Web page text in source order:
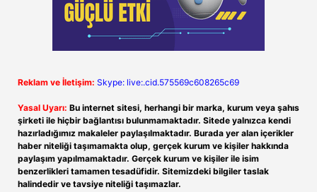
Reklam ve İletişim: Skype: live:.cid.575569c608265c69
Yasal Uyarı: Bu internet sitesi, herhangi bir marka, kurum veya şahıs
şirketi ile hiçbir bağlantısı bulunmamaktadır. Sitede yalnızca kendi
hazırladığımız makaleler paylaşılmaktadır. Burada yer alan içerikler
haber niteliği taşımamakta olup, gerçek kurum ve kişiler hakkında
paylaşım yapılmamaktadır. Gerçek kurum ve kişiler ile isim
benzerlikleri tamamen tesadüfidir. Sitemizdeki bilgiler taslak
halindedir ve tavsiye niteliği taşımazlar.